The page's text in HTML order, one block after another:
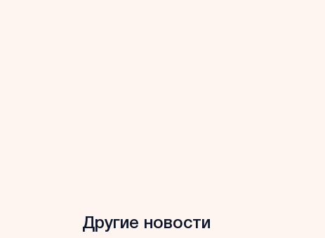
Другие новости